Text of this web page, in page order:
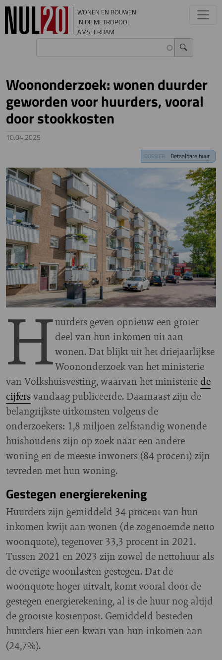
Overslaan en naar de inhoud gaan
WONEN EN BOUWEN
IN DE METROPOOL
AMSTERDAM
Woononderzoek: wonen duurder
geworden voor huurders, vooral
door stookkosten
10.04.2025
DOSSIER Betaalbare huur
Huurders geven opnieuw een groter
deel van hun inkomen uit aan
wonen. Dat blijkt uit het driejaarlijkse
Woononderzoek van het ministerie
van Volkshuisvesting, waarvan het ministerie de
cijfersvandaag publiceerde. Daarnaast zijn de
belangrijkste uitkomsten volgens de
onderzoekers: 1,8 miljoen zelfstandig wonende
huishoudens zijn op zoek naar een andere
woning en de meeste inwoners (84 procent) zijn
tevreden met hun woning.
Gestegen energierekening
Huurders zijn gemiddeld 34 procent van hun
inkomen kwijt aan wonen (de zogenoemde netto
woonquote), tegenover 33,3 procent in 2021.
Tussen 2021 en 2023 zijn zowel de nettohuur als
de overige woonlasten gestegen. Dat de
woonquote hoger uitvalt, komt vooral door de
gestegen energierekening, al is de huur nog altijd
de grootste kostenpost. Gemiddeld besteden
huurders hier een kwart van hun inkomen aan
(24,7%).